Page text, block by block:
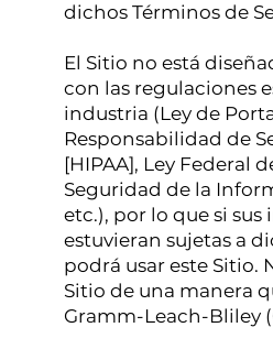
dichos Términos de
El Sitio no está
con las regulaciones
industria (Ley de
Responsabilidad de
[HIPAA], Ley Federal
Seguridad de la
etc.), por lo que si
estuvieran sujetas a
podrá usar este Sitio.
Sitio de una manera
Gramm-Leach-Bliley